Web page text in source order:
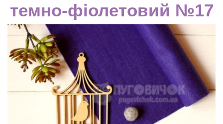
темно-фіолетовий №17